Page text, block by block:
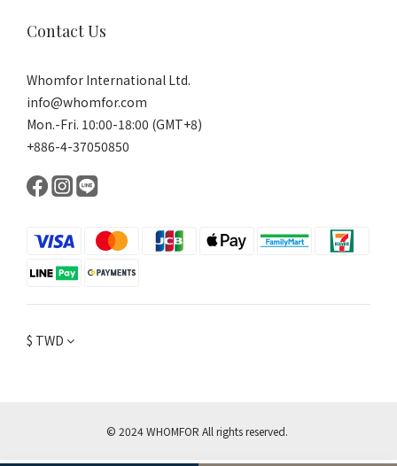
Contact Us
Whomfor International Ltd.
info@whomfor.com
Mon.-Fri. 10:00-18:00 (GMT+8)
+886-4-37050850
$ TWD
© 2024 WHOMFOR All rights reserved.